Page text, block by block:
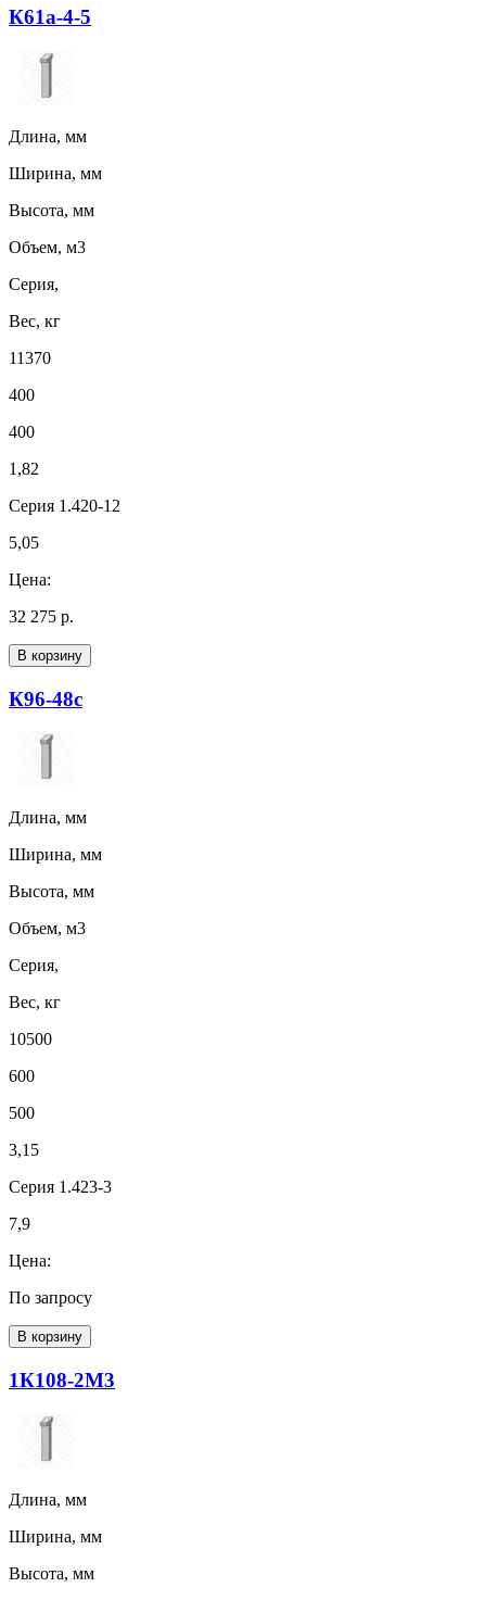
К61а-4-5
Длина, мм
Ширина, мм
Высота, мм
Объем, м3
Серия,
Вес, кг
11370
400
400
1,82
Серия 1.420-12
5,05
Цена:
32 275 р.
В корзину
К96-48с
Длина, мм
Ширина, мм
Высота, мм
Объем, м3
Серия,
Вес, кг
10500
600
500
3,15
Серия 1.423-3
7,9
Цена:
По запросу
В корзину
1К108-2М3
Длина, мм
Ширина, мм
Высота, мм